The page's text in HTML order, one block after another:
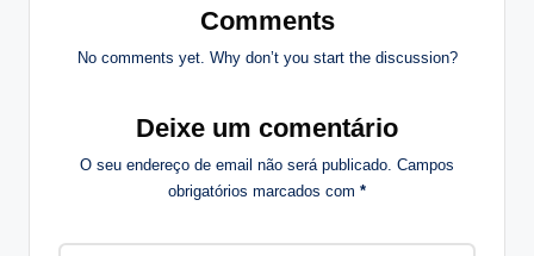
Comments
No comments yet. Why don’t you start the discussion?
Deixe um comentário
O seu endereço de email não será publicado. Campos
obrigatórios marcados com *